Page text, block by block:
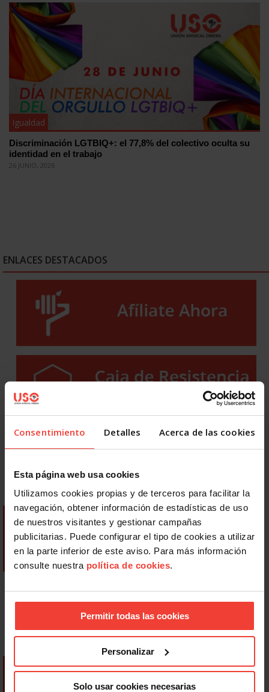
Consentimiento Detalles Acerca de las cookies
Esta página web usa cookies
Utilizamos cookies propias y de terceros para facilitar la
navegación, obtener información de estadísticas de uso
de nuestros visitantes y gestionar campañas
publicitarias. Puede configurar el tipo de cookies a utilizar
en la parte inferior de este aviso. Para más información
consulte nuestra política de cookies.
Permitir todas las cookies
Personalizar
Solo usar cookies necesarias
Igualdad
Discriminación LGTBIQ+: el 77,8% del colectivo oculta su
identidad en el trabajo
26 JUNIO, 2026
ENLACES DESTACADOS